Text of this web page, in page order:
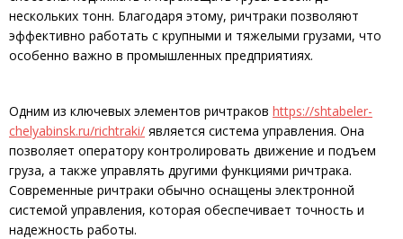
нескольких тонн. Благодаря этому, ричтраки позволяют
эффективно работать с крупными и тяжелыми грузами, что
особенно важно в промышленных предприятиях.
Одним из ключевых элементов ричтраков https://shtabeler-
chelyabinsk.ru/richtraki/ является система управления. Она
позволяет оператору контролировать движение и подъем
груза, а также управлять другими функциями ричтрака.
Современные ричтраки обычно оснащены электронной
системой управления, которая обеспечивает точность и
надежность работы.